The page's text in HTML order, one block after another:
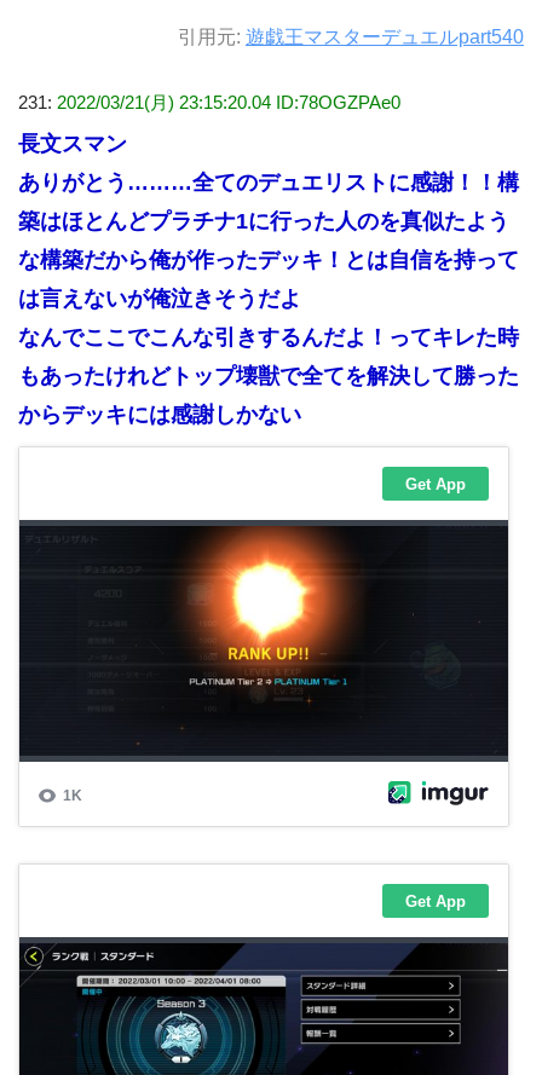
引用元: 遊戯王マスターデュエルpart540
231: 2022/03/21(月) 23:15:20.04 ID:78OGZPAe0
長文スマン
ありがとう………全てのデュエリストに感謝！！構
築はほとんどプラチナ1に行った人のを真似たよう
な構築だから俺が作ったデッキ！とは自信を持って
は言えないが俺泣きそうだよ
なんでここでこんな引きするんだよ！ってキレた時
もあったけれどトップ壊獣で全てを解決して勝った
からデッキには感謝しかない